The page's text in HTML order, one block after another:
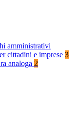
amministrativi
cittadini e imprese 3
analoga 2